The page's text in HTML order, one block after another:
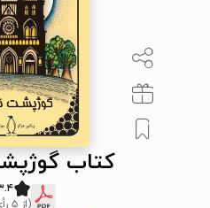
کتاب
۳.۴
(از ۵ رأی)